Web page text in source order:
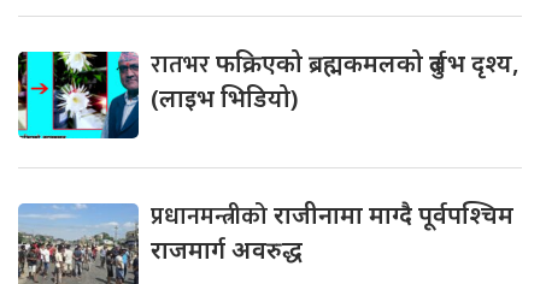
रातभरफक्रिएको ब्रह्मकमलको दुर्लभ दृश्य,
(लाइभ भिडियो)
प्रधानमन्त्रीकोराजीनामा माग्दै पूर्वपश्चिम
राजमार्ग अवरुद्ध